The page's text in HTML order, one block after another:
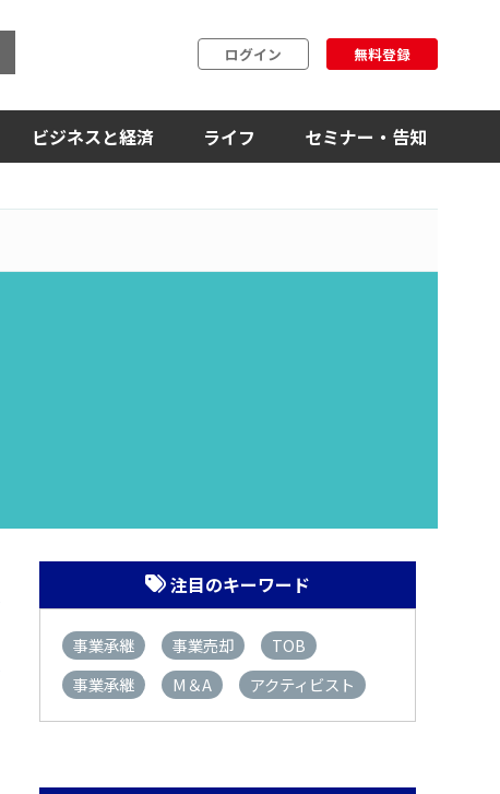
ログイン 無料登録
ビジネスと経済 ライフ セミナー・告知
注目のキーワード
事業承継 事業売却
TOB
事業承継
M＆A アクティビスト